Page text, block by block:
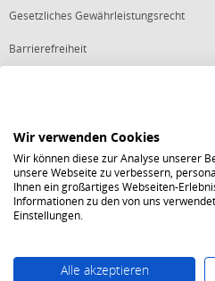
Gesetzliches Gewährleistungsrecht
Barrierefreiheit
Starker Service
Shops mit dem
10, 15 oder 20 Jahren
Einkaufserlebnis.
Echte Verlässlichkeit
Jede Bestellung ist
Wir verwenden Cookies
Wir können diese zur Analyse unserer
unsere Webseite zu verbessern,
Ihnen ein großartiges Webseiten-
Informationen zu den von uns
Einstellungen.
Alle akzeptieren